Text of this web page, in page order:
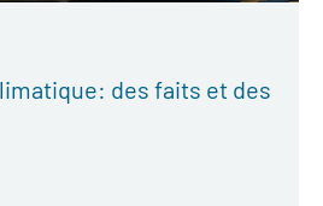
des faits et des